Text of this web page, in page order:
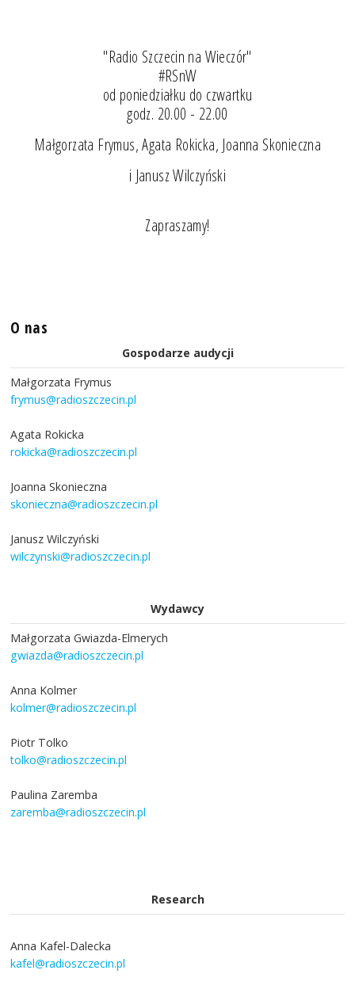
"Radio Szczecin na Wieczór"
#RSnW
od poniedziałku do czwartku
godz. 20.00 - 22.00
Małgorzata Frymus, Agata Rokicka, Joanna Skonieczna
i Janusz Wilczyński
Zapraszamy!
O nas
Gospodarze audycji
Małgorzata Frymus
frymus@radioszczecin.pl
Agata Rokicka
rokicka@radioszczecin.pl
Joanna Skonieczna
skonieczna@radioszczecin.pl
Janusz Wilczyński
wilczynski@radioszczecin.pl
Wydawcy
Małgorzata Gwiazda-Elmerych
gwiazda@radioszczecin.pl
Anna Kolmer
kolmer@radioszczecin.pl
Piotr Tolko
tolko@radioszczecin.pl
Paulina Zaremba
zaremba@radioszczecin.pl
Research
Anna Kafel-Dalecka
kafel@radioszczecin.pl